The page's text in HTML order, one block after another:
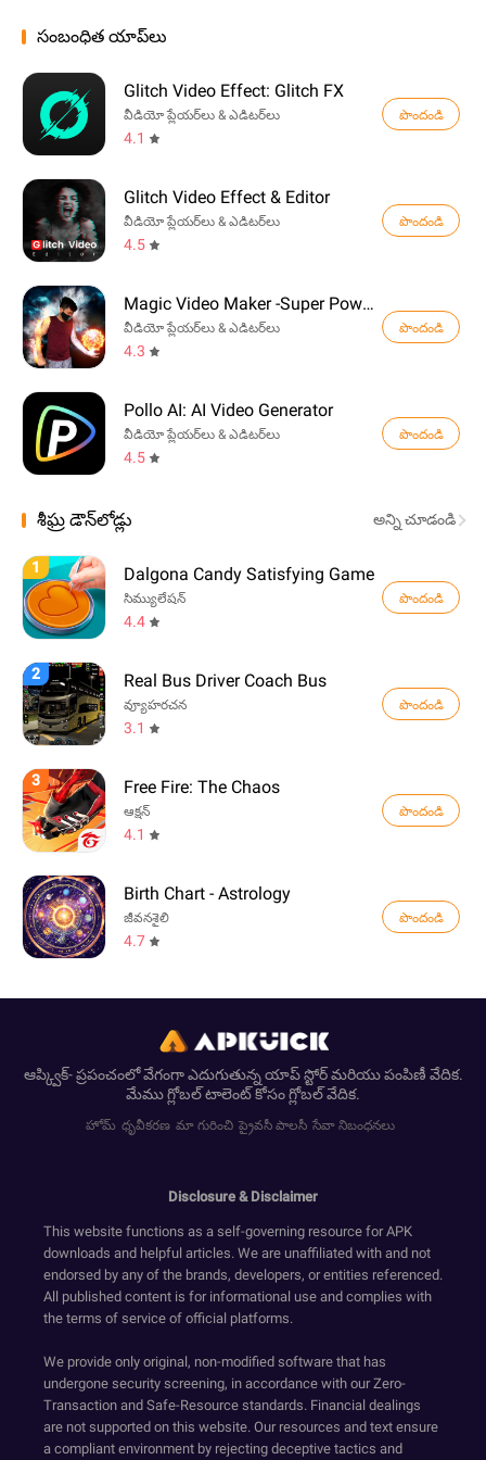
సంబంధిత యాప్‌లు
Glitch Video Effect: Glitch FX
వీడియో ప్లేయర్‌లు & ఎడిటర్‌లు
4.1
పొందండి
Glitch Video Effect & Editor
వీడియో ప్లేయర్‌లు & ఎడిటర్‌లు
4.5
పొందండి
Magic Video Maker -Super Power
వీడియో ప్లేయర్‌లు & ఎడిటర్‌లు
4.3
పొందండి
Pollo AI: AI Video Generator
వీడియో ప్లేయర్‌లు & ఎడిటర్‌లు
4.5
పొందండి
శీఘ్ర డౌన్‌లోడ్లు అన్ని చూడండి
1 Dalgona Candy Satisfying Game
సిమ్యులేషన్
4.4
పొందండి
2 Real Bus Driver Coach Bus
వ్యూహరచన
3.1
పొందండి
3 Free Fire: The Chaos
ఆక్షన్
4.1
పొందండి
Birth Chart - Astrology
జీవనశైలి
4.7
పొందండి
ఆప్క్విక్- ప్రపంచంలో వేగంగా ఎదుగుతున్న యాప్ స్టోర్ మరియు పంపిణీ వేదిక.
మేము గ్లోబల్ టాలెంట్ కోసం గ్లోబల్ వేదిక.
హోమ్ ధృవీకరణ మా గురించి ప్రైవసీ పాలసీ సేవా నిబంధనలు
Disclosure & Disclaimer
This website functions as a self-governing resource for APK
downloads and helpful articles. We are unaffiliated with and not
endorsed by any of the brands, developers, or entities referenced.
All published content is for informational use and complies with
the terms of service of official platforms.
We provide only original, non-modified software that has
undergone security screening, in accordance with our Zero-
Transaction and Safe-Resource standards. Financial dealings
are not supported on this website. Our resources and text ensure
a compliant environment by rejecting deceptive tactics and